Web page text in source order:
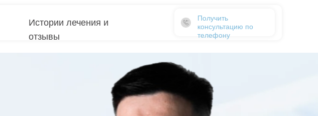
Истории лечения и
отзывы
Получить
консультацию по
телефону